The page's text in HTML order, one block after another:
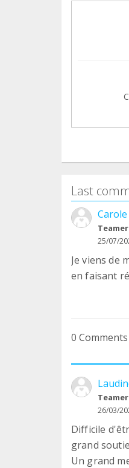
Last
Teamer
25/07/
Je viens de
en faisant
0 Comments
Teamer
26/03/
Difficile
grand
Un grand